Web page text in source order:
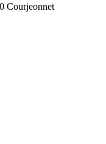
Courjeonnet